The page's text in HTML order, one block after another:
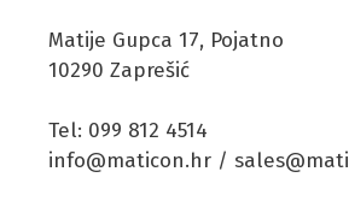
Matije Gupca 17, Pojatno
10290 Zaprešić
Tel: 099 812 4514
info@maticon.hr /